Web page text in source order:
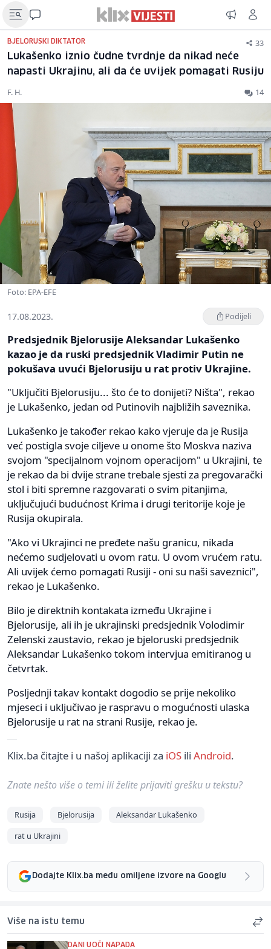
BJELORUSKI DIKTATOR 33
Lukašenko iznio čudne tvrdnje da nikad neće
napasti Ukrajinu, ali da će uvijek pomagati Rusiju
F. H. 14
Foto: EPA-EFE
17.08.2023. Podijeli
Predsjednik Bjelorusije Aleksandar Lukašenko
kazao je da ruski predsjednik Vladimir Putin ne
pokušava uvući Bjelorusiju u rat protiv Ukrajine.
"Uključiti Bjelorusiju... što će to donijeti? Ništa", rekao
je Lukašenko, jedan od Putinovih najbližih saveznika.
Lukašenko je također rekao kako vjeruje da je Rusija
već postigla svoje ciljeve u onome što Moskva naziva
svojom "specijalnom vojnom operacijom" u Ukrajini, te
je rekao da bi dvije strane trebale sjesti za pregovarački
stol i biti spremne razgovarati o svim pitanjima,
uključujući budućnost Krima i drugi teritorije koje je
Rusija okupirala.
"Ako vi Ukrajinci ne pređete našu granicu, nikada
nećemo sudjelovati u ovom ratu. U ovom vrućem ratu.
Ali uvijek ćemo pomagati Rusiji - oni su naši saveznici",
rekao je Lukašenko.
Bilo je direktnih kontakata između Ukrajine i
Bjelorusije, ali ih je ukrajinski predsjednik Volodimir
Zelenski zaustavio, rekao je bjeloruski predsjednik
Aleksandar Lukašenko tokom intervjua emitiranog u
četvrtak.
Posljednji takav kontakt dogodio se prije nekoliko
mjeseci i uključivao je raspravu o mogućnosti ulaska
Bjelorusije u rat na strani Rusije, rekao je.
Klix.ba čitajte i u našoj aplikaciji za iOS ili Android.
Znate nešto više o temi ili želite prijaviti grešku u tekstu?
Rusija Bjelorusija
Aleksandar Lukašenko
rat u Ukrajini
Dodajte Klix.ba među omiljene izvore na Googlu
Više na istu temu
DANI UOČI NAPADA